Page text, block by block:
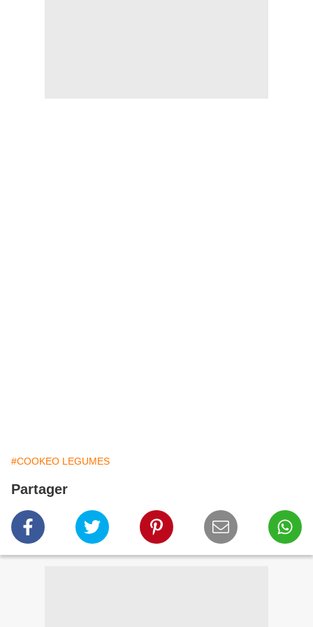
#COOKEO LEGUMES
Partager